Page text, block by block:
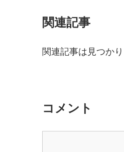
関連記事
関連記事は見つか
コメント